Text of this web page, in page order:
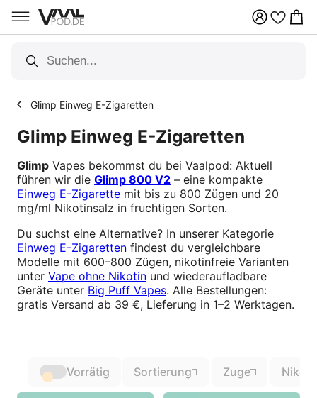
Glimp Einweg E-Zigaretten
Glimp Einweg E-Zigaretten
Glimp Vapes bekommst du bei Vaalpod: Aktuell
führen wir die Glimp 800 V2 – eine kompakte
Einweg E-Zigarette mit bis zu 800 Zügen und 20
mg/ml Nikotinsalz in fruchtigen Sorten.
Du suchst eine Alternative? In unserer Kategorie
Einweg E-Zigaretten findest du vergleichbare
Modelle mit 600–800 Zügen, nikotinfreie Varianten
unter Vape ohne Nikotin und wiederaufladbare
Geräte unter Big Puff Vapes. Alle Bestellungen:
gratis Versand ab 39 €, Lieferung in 1–2 Werktagen.
Vorrätig Sortierung Zuge